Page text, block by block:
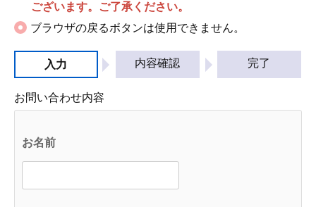
ございます。ご了承ください。
ブラウザの戻るボタンは使用できません。
入力 内容確認 完了
お問い合わせ内容
お名前